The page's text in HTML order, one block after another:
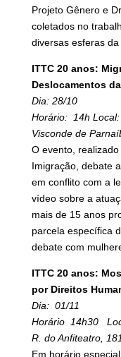
Projeto Gênero e
coletados no
diversas esferas da
ITTC 20 anos:
Deslocamentos
Dia: 28/10
Horário: 14h Local:
Visconde de
O evento,
Imigração, debate
em conflito com a
vídeo sobre a
mais de 15 anos
parcela específica
debate com
ITTC 20 anos:
por Direitos
Dia: 01/11
Horário 14h30
R. do Anfiteatro,
Em horário